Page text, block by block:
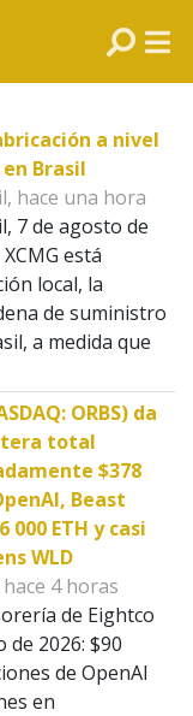
a nivel
Brasil
hace una hora
7 de agosto de
está
local, la
de suministro
a medida que
ORBS) da
total
$378
Beast
ETH y casi
WLD
4 horas
de Eightco
de 2026: $90
de OpenAI
en